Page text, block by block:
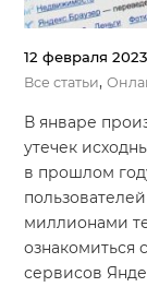
12 февраля 2023
Все статьи,
В январе
утечек
в прошлом
миллионами
ознакомиться
сервисов